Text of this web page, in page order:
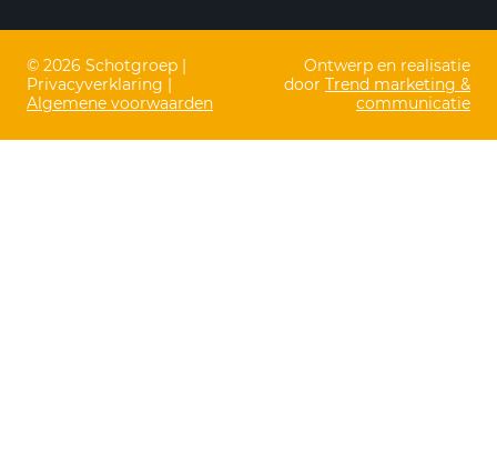
© 2026 Schotgroep |
Privacyverklaring |
Algemene voorwaarden
Ontwerp en realisatie
door Trend marketing &
communicatie